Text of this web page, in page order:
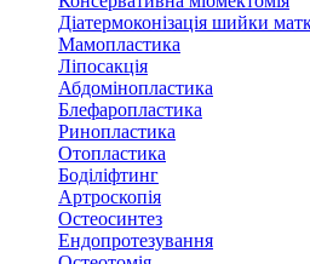
Діатермоконізація шийки
Мамопластика
Ліпосакція
Абдомінопластика
Блефаропластика
Ринопластика
Отопластика
Боділіфтинг
Артроскопія
Остеосинтез
Ендопротезування